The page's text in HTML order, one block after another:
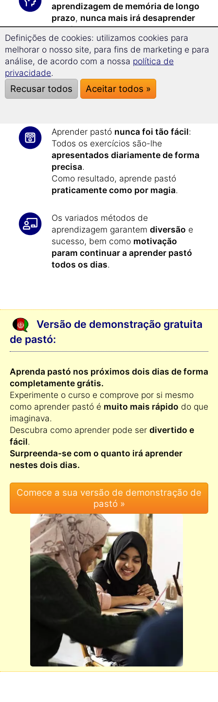
aprendizagem de memória de longo
prazo, nunca mais irá desaprender
pastó.
Com a nova tecnologia
progredirá 33,1%
mais rapidamentee a sua
capacidade de retenção dos
Aprender pastó nunca foi tão fácil:
Todos os exercícios são-lhe
apresentados diariamente de forma
precisa.
Como resultado, aprende pastó
praticamente como por magia.
Os variados métodos de
aprendizagem garantem diversão e
sucesso, bem como motivação
param continuar a aprender pastó
todos os dias.
Versão de demonstração gratuita
de pastó:
Aprenda pastó nos próximos dois dias de forma
completamente grátis.
Experimente o curso e comprove por si mesmo
como aprender pastó é muito mais rápido do que
imaginava.
Descubra como aprender pode ser divertido e
fácil.
Surpreenda-se com o quanto irá aprender
nestes dois dias.
Definições de cookies: utilizamos cookies para
melhorar o nosso site, para fins de marketing e para
análise, de acordo com a nossa política de
privacidade.
Recusar todos Aceitar todos »